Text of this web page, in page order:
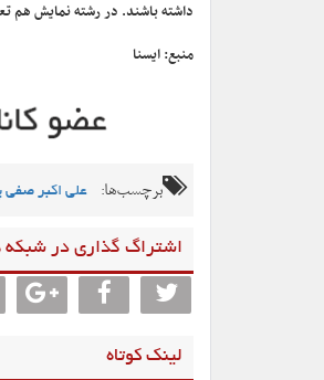
داشته باشند. در رشته نمایش هم
منبع: ایسنا
برچسب‌ها: علی اکبر صفی
اشتراگ گذاری در شبکه
لینک کوتاه